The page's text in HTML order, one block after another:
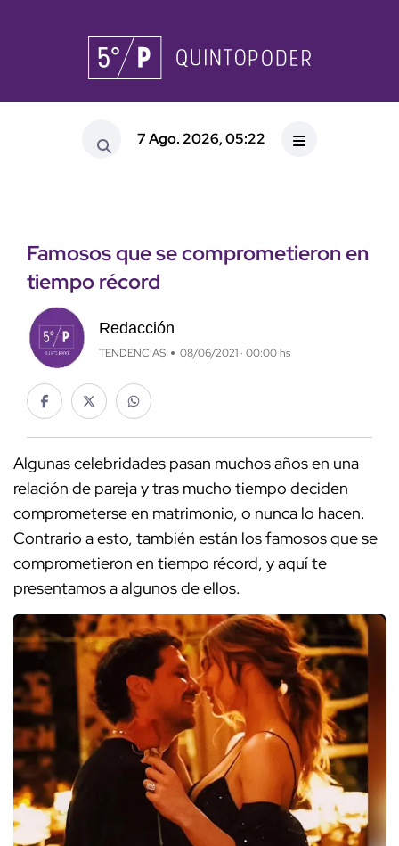
7 Ago. 2026, 05:22
Famosos que se comprometieron en
tiempo récord
Redacción
TENDENCIAS 08/06/2021 · 00:00 hs
Algunas celebridades pasan muchos años en una
relación de pareja y tras mucho tiempo deciden
comprometerse en matrimonio, o nunca lo hacen.
Contrario a esto, también están los famosos que se
comprometieron en tiempo récord, y aquí te
presentamos a algunos de ellos.